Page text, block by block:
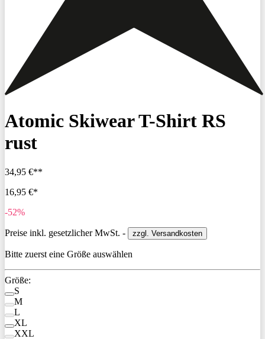
Atomic Skiwear T-Shirt RS
rust
34,95 €**
16,95 €*
-52%
Preise inkl. gesetzlicher MwSt. - zzgl. Versandkosten
Bitte zuerst eine Größe auswählen
Größe:
S
M
L
XL
XXL